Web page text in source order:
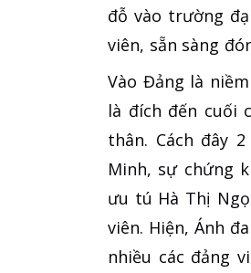
đỗ vào trường
viên, sẵn sàng
Vào Đảng là
là đích đến cuối
thân. Cách đây
Minh, sự chứng
ưu tú Hà Thị
viên. Hiện, Ánh
nhiều các đảng